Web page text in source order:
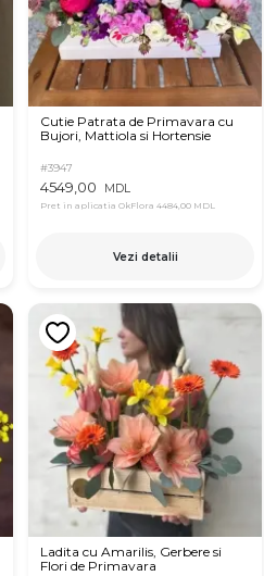
Cutie Patrata de Primavara cu
Bujori, Mattiola si Hortensie
#3947
4549,00 MDL
Pret in aplicatia OkFlora 4484,00 MDL
Vezi detalii
Ladita cu Amarilis, Gerbere si
Flori de Primavara